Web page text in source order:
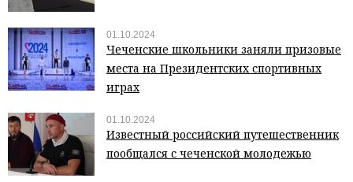
01.10.2024
Чеченские школьники заняли призовые
места на Президентских спортивных
играх
01.10.2024
Известный российский путешественник
пообщался с чеченской молодежью